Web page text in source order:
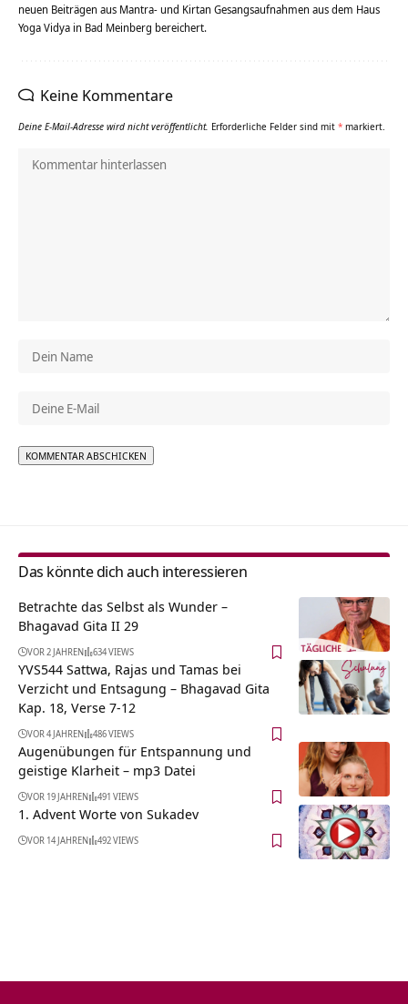
neuen Beiträgen aus Mantra- und Kirtan Gesangsaufnahmen aus dem Haus
Yoga Vidya in Bad Meinberg bereichert.
Keine Kommentare
Deine E-Mail-Adresse wird nicht veröffentlicht. Erforderliche Felder sind mit * markiert.
Das könnte dich auch interessieren
Betrachte das Selbst als Wunder –
Bhagavad Gita II 29
VOR 2 JAHREN 634 VIEWS
YVS544 Sattwa, Rajas und Tamas bei
Verzicht und Entsagung – Bhagavad Gita
Kap. 18, Verse 7-12
VOR 4 JAHREN 486 VIEWS
Augenübungen für Entspannung und
geistige Klarheit – mp3 Datei
VOR 19 JAHREN 491 VIEWS
1. Advent Worte von Sukadev
VOR 14 JAHREN 492 VIEWS